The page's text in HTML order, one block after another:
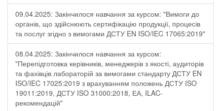
09.04.2025: Закінчилося навчання за курсом: "Вимоги до
органів, що здійснюють сертифікацію продукції, процесів
та послуг згідно з вимогами ДСТУ EN ISO/IEC 17065:2019"
08.04.2025: Закінчилося навчання за курсом:
"Перепідготовка керівників, менеджерів з якості, аудиторів
та фахівців лабораторій за вимогами стандарту ДСТУ EN
ISO/IEC 17025:2019 з врахуванням положень ДСТУ ISO
19011:2019, ДСТУ ISO 31000:2018, ЕА, ILAC-
рекомендацій"